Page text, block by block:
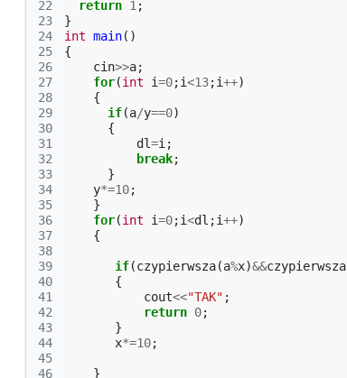
22
23
24
25
26
27
28
29
30
31
32
33
34
35
36
37
38
39
40
41
42
43
44
45
46
return 1 ;
}
int main()
{
cin>>a;
for(int i=0;i<13;i++)
{
if(a/y==0)
{
dl=i ;
break;
}
y*=10;
}
for(int i=0;i<dl ;i++)
{
if(czypierwsza(a%x)&&czypierwsza
{
cout<<"TAK" ;
return 0;
}
x*=10;
}